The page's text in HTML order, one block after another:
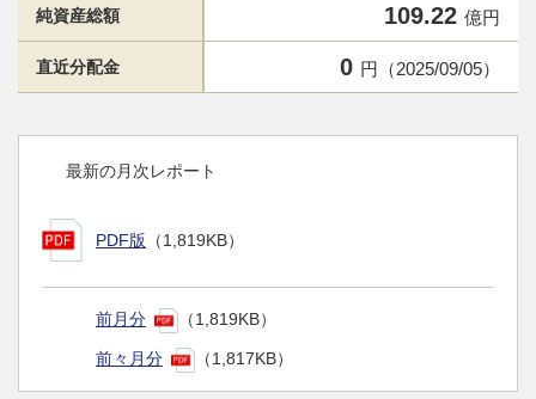
純資産総額 109.22 億円
直近分配金 0 円（2025/09/05）
最新の月次レポート
PDF版 （1,819KB）
前月分 （1,819KB）
前々月分 （1,817KB）